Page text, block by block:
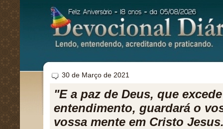
30 de Março de 2021
"E a paz de Deus, que
entendimento, guardará o
vossa mente em Cristo